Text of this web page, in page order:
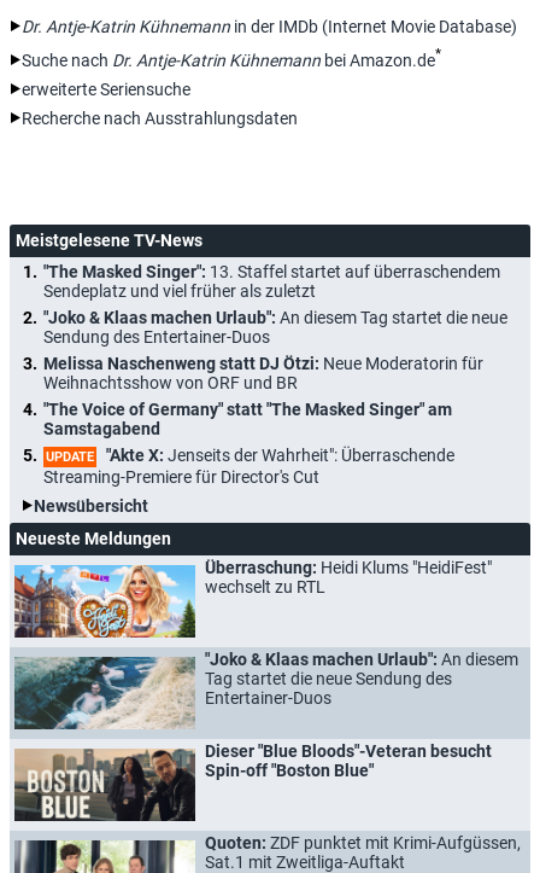
Dr. Antje-Katrin Kühnemann in der IMDb (Internet Movie Database)
Suche nach Dr. Antje-Katrin Kühnemann bei Amazon.de*
erweiterte Seriensuche
Recherche nach Ausstrahlungsdaten
Meistgelesene TV-News
"The Masked Singer": 13. Staffel startet auf überraschendem
Sendeplatz und viel früher als zuletzt
"Joko & Klaas machen Urlaub": An diesem Tag startet die neue
Sendung des Entertainer-Duos
Melissa Naschenweng statt DJ Ötzi: Neue Moderatorin für
Weihnachtsshow von ORF und BR
"The Voice of Germany" statt "The Masked Singer" am
Samstagabend
UPDATE "Akte X: Jenseits der Wahrheit": Überraschende
Streaming-Premiere für Director's Cut
Newsübersicht
Neueste Meldungen
Überraschung: Heidi Klums "HeidiFest"
wechselt zu RTL
"Joko & Klaas machen Urlaub": An diesem
Tag startet die neue Sendung des
Entertainer-Duos
Dieser "Blue Bloods"-Veteran besucht
Spin-off "Boston Blue"
Quoten: ZDF punktet mit Krimi-Aufgüssen,
Sat.1 mit Zweitliga-Auftakt